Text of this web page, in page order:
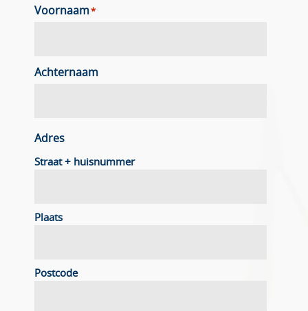
Voornaam*
Achternaam
Adres
Straat + huisnummer
Plaats
Postcode